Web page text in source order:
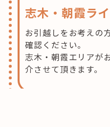
志木・朝霞ラ
お引越しをお考えの
確認ください。
志木・朝霞エリアが
介させて頂きます。